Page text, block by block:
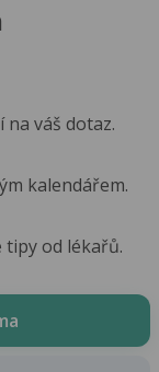
na váš dotaz.
kalendářem.
od lékařů.